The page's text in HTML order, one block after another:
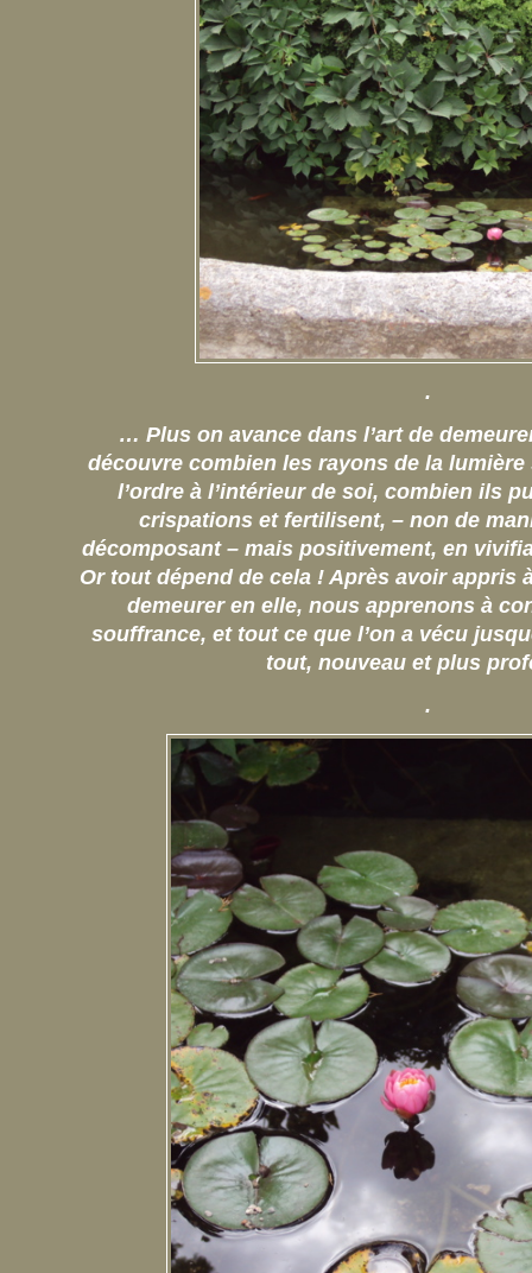
.
… Plus on avance dans l’art de
découvre combien les rayons de la
l’ordre à l’intérieur de soi, combien ils
crispations et fertilisent, – non de
décomposant – mais positivement, en
Or tout dépend de cela ! Après avoir appris
demeurer en elle, nous apprenons à
souffrance, et tout ce que l’on a vécu
tout, nouveau et plus
.